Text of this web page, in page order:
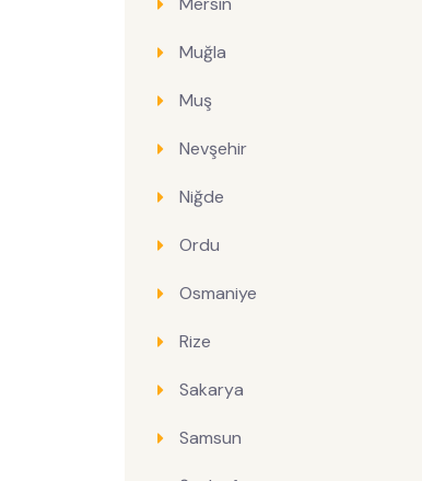
Muğla
Muş
Nevşehir
Niğde
Ordu
Osmaniye
Rize
Sakarya
Samsun